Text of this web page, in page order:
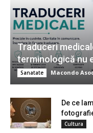
Traduceri
terminologică nu
Sanatate Macondo
De ce
Cultura